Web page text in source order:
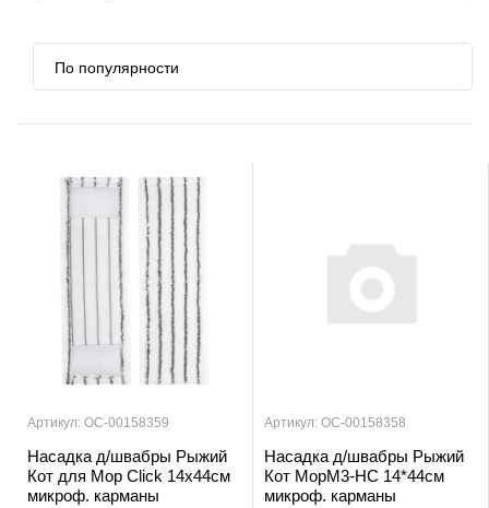
Артикул: ОС-00158359
Насадка д/швабры Рыжий
Кот для Mop Click 14х44см
микроф. карманы
Артикул: ОС-00158358
Насадка д/швабры Рыжий
Кот MopM3-HC 14*44см
микроф. карманы